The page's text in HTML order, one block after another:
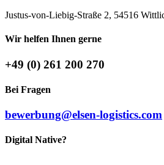
Justus-von-Liebig-Straße 2, 54516
Wir helfen Ihnen gerne
+49 (0) 261 200 270
Bei Fragen
bewerbung@elsen-logistics.com
Digital Native?